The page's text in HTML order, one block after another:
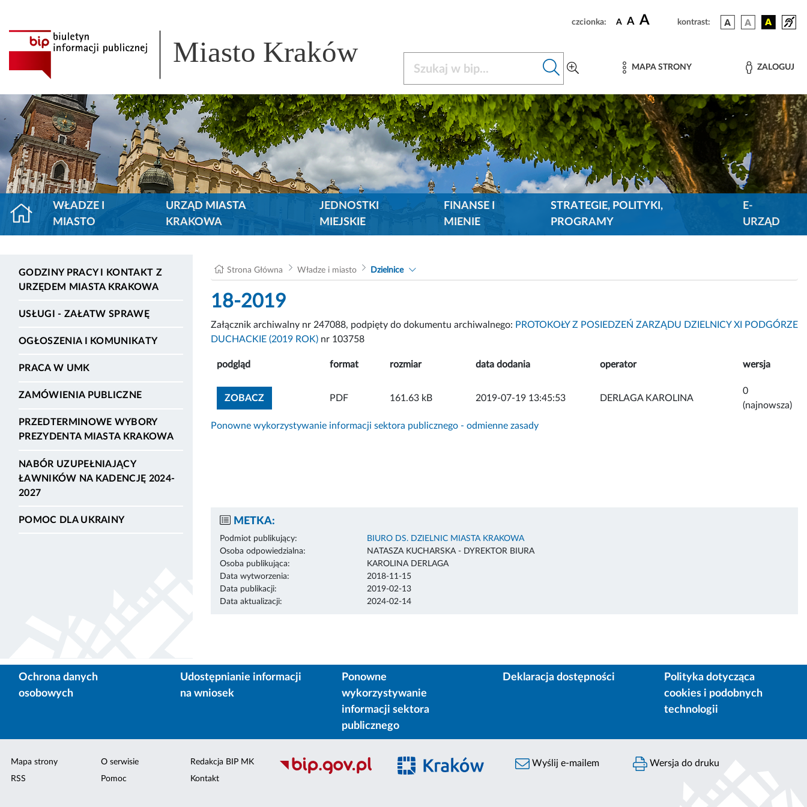
czcionka: A A A kontrast:
Miasto Kraków MAPA STRONY ZALOGUJ
WŁADZE I
MIASTO
URZĄD MIASTA
KRAKOWA
JEDNOSTKI
MIEJSKIE
FINANSE I
MIENIE
STRATEGIE, POLITYKI,
PROGRAMY
E-
URZĄD
GODZINY PRACY I KONTAKT Z
URZĘDEM MIASTA KRAKOWA
USŁUGI - ZAŁATW SPRAWĘ
OGŁOSZENIA I KOMUNIKATY
PRACA W UMK
ZAMÓWIENIA PUBLICZNE
PRZEDTERMINOWE WYBORY
PREZYDENTA MIASTA KRAKOWA
NABÓR UZUPEŁNIAJĄCY
ŁAWNIKÓW NA KADENCJĘ 2024-
2027
POMOC DLA UKRAINY
Strona Główna Władze i miasto Dzielnice
18-2019
Załącznik archiwalny nr 247088, podpięty do dokumentu archiwalnego: PROTOKOŁY Z POSIEDZEŃ ZARZĄDU DZIELNICY XI PODGÓRZE
DUCHACKIE (2019 ROK) nr 103758
podgląd format rozmiar data dodania operator wersja
ZOBACZZOBACZ ZAŁĄCZNIK
PDF 161.63 kB 2019-07-19 13:45:53 DERLAGA KAROLINA
0
(najnowsza)
Ponowne wykorzystywanie informacji sektora publicznego - odmienne zasady
METKA:
Podmiot publikujący:
BIURO DS. DZIELNIC MIASTA KRAKOWA
Osoba odpowiedzialna:
NATASZA KUCHARSKA - DYREKTOR BIURA
Osoba publikująca:
KAROLINA DERLAGA
Data wytworzenia:
2018-11-15
Data publikacji:
2019-02-13
Data aktualizacji:
2024-02-14
Ochrona danych
osobowych
Udostępnianie informacji
na wniosek
Ponowne
wykorzystywanie
informacji sektora
publicznego
Deklaracja dostępności
Polityka dotycząca
cookies i podobnych
technologii
Mapa strony
RSS
O serwisie
Pomoc
Redakcja BIP MK
Kontakt
Wyślij e-mailem Wersja do druku